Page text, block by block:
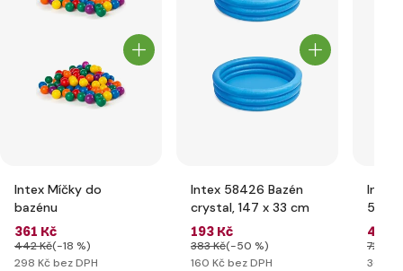
Intex Míčky do
bazénu
361 Kč
442 Kč(-18 %)
298 Kč bez DPH
Intex 58426 Bazén
crystal, 147 x 33 cm
193 Kč
383 Kč(-50 %)
160 Kč bez DPH
Intex
kolo
43 Kč
72 Kč
36 Kč